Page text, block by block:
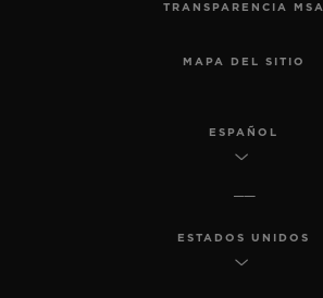
TRANSPARENCIA MSA
MAPA DEL SITIO
ESPAÑOL
ESTADOS UNIDOS